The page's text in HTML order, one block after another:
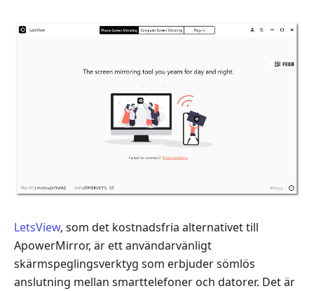
LetsView, som det kostnadsfria alternativet till
ApowerMirror, är ett användarvänligt
skärmspeglingsverktyg som erbjuder sömlös
anslutning mellan smarttelefoner och datorer. Det är